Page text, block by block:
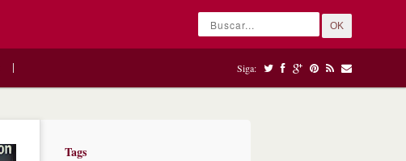
OK
Siga:
Tags